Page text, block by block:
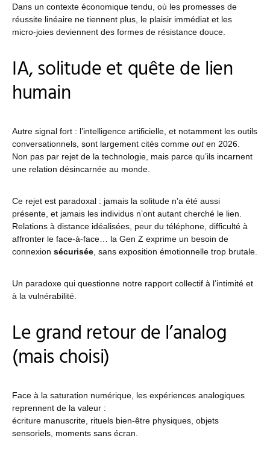
Dans un contexte économique tendu, où les promesses de
réussite linéaire ne tiennent plus, le plaisir immédiat et les
micro-joies deviennent des formes de résistance douce.
IA, solitude et quête de lien
humain
Autre signal fort : l’intelligence artificielle, et notamment les outils
conversationnels, sont largement cités comme outen 2026.
Non pas par rejet de la technologie, mais parce qu’ils incarnent
une relation désincarnée au monde.
Ce rejet est paradoxal : jamais la solitude n’a été aussi
présente, et jamais les individus n’ont autant cherché le lien.
Relations à distance idéalisées, peur du téléphone, difficulté à
affronter le face-à-face… la Gen Z exprime un besoin de
connexion sécurisée, sans exposition émotionnelle trop brutale.
Un paradoxe qui questionne notre rapport collectif à l’intimité et
à la vulnérabilité.
Le grand retour de l’analog
(mais choisi)
Face à la saturation numérique, les expériences analogiques
reprennent de la valeur :
écriture manuscrite, rituels bien-être physiques, objets
sensoriels, moments sans écran.